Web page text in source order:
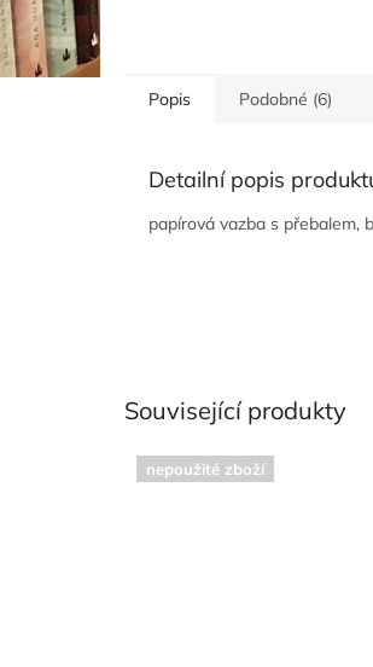
Popis Podobné (6)
Detailní popis
papírová vazba s přebalem,
Související produkty
nepoužité zboží